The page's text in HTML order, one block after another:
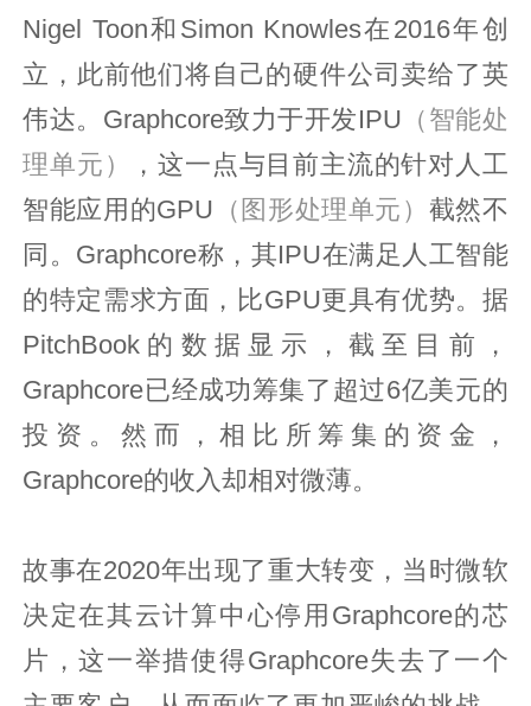
Nigel Toon和Simon Knowles在2016年创
立，此前他们将自己的硬件公司卖给了英
伟达。Graphcore致力于开发IPU （智能处
理单元）
，这一点与目前主流的针对人工
智能应用的GPU （图形处理单元） 截然不
同。Graphcore称，其IPU在满足人工智能
的特定需求方面，比GPU更具有优势。据
PitchBook的数据显示，截至目前，
Graphcore已经成功筹集了超过6亿美元的
投资。然而，相比所筹集的资金，
Graphcore的收入却相对微薄。
故事在2020年出现了重大转变，当时微软
决定在其云计算中心停用Graphcore的芯
片，这一举措使得Graphcore失去了一个